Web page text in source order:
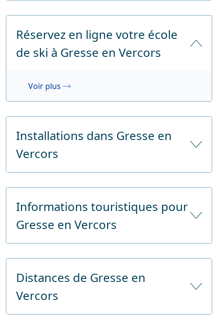
Réservez en ligne votre école
de ski à Gresse en Vercors
Voir plus
Installations dans Gresse en
Vercors
Nombre de lits d'hôtel
Nombre de lits touristiques
Informations touristiques pour
Gresse en Vercors
E-mail tourisme@gresse-en-vercors.fr
Téléphone
Distances de Gresse en
Vercors